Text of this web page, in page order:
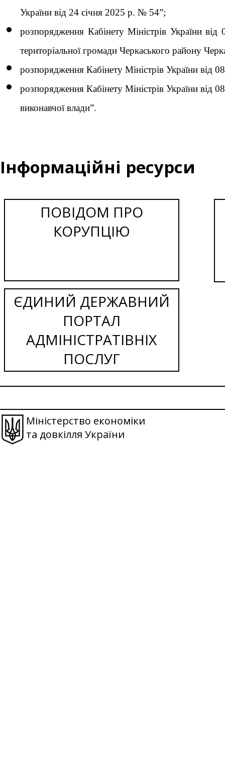
України від 24 січня 2025 р. № 54”;
розпорядження Кабінету Міністрів України
територіальної громади Черкаського району
розпорядження Кабінету Міністрів України
розпорядження Кабінету Міністрів України від
виконавчої влади”.
Інформаційні ресурси
ПОВІДОМ ПРО
КОРУПЦІЮ
ЄДИНИЙ ДЕРЖАВНИЙ
ПОРТАЛ
АДМІНІСТРАТІВНІХ
ПОСЛУГ
Міністерство економіки
та довкілля України